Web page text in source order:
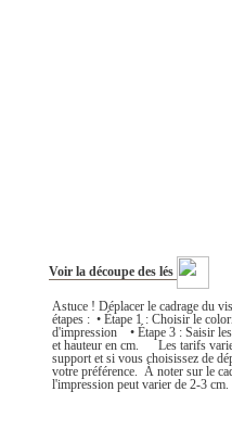
Voir la découpe des lés
Astuce ! Déplacer le cadrage du
étapes : • Étape 1 : Choisir le
d'impression • Étape 3 : Saisir
et hauteur en cm. Les tarifs
support et si vous choisissez de
votre préférence. À noter sur le
l'impression peut varier de 2-3 cm.